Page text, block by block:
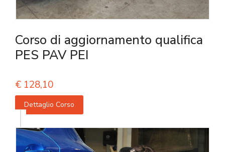
Corso di aggiornamento qualifica
PES PAV PEI
€ 128,10
Dettaglio Corso